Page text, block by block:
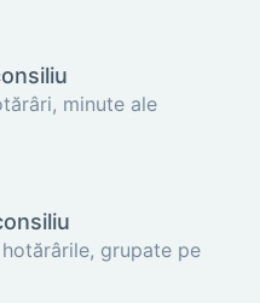
minute ale
grupate pe